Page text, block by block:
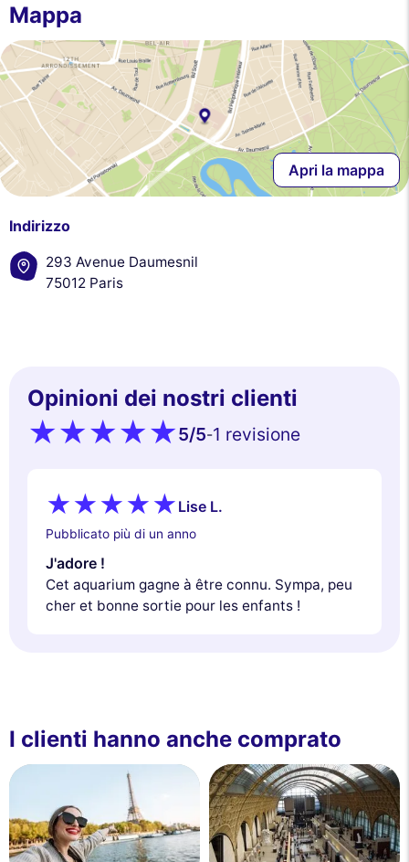
Mappa
Apri la mappa
Indirizzo
293 Avenue Daumesnil
75012 Paris
Opinioni dei nostri clienti
5/5-1 revisione
Lise L.
Pubblicato più di un anno
J'adore !
Cet aquarium gagne à être connu. Sympa, peu
cher et bonne sortie pour les enfants !
I clienti hanno anche comprato